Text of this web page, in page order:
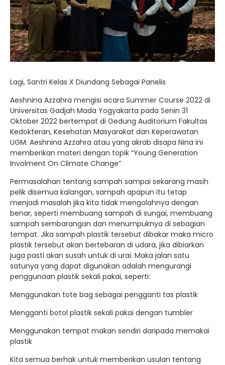
Lagi, Santri Kelas X Diundang Sebagai Panelis
Aeshnina Azzahra mengisi acara Summer Course 2022 di
Universitas Gadjah Mada Yogyakarta pada Senin 31
Oktober 2022 bertempat di Gedung Auditorium Fakultas
Kedokteran, Kesehatan Masyarakat dan Keperawatan
UGM. Aeshnina Azzahra atau yang akrab disapa Nina ini
memberikan materi dengan topik “Young Generation
Involment On Climate Change”
Permasalahan tentang sampah sampai sekarang masih
pelik disemua kalangan, sampah apapun itu tetap
menjadi masalah jika kita tidak mengolahnya dengan
benar, seperti membuang sampah di sungai, membuang
sampah sembarangan dan menumpuknya di sebagian
tempat. Jika sampah plastik tersebut dibakar maka micro
plastik tersebut akan bertebaran di udara, jika dibiarkan
juga pasti akan susah untuk di urai. Maka jalan satu
satunya yang dapat digunakan adalah mengurangi
penggunaan plastik sekali pakai, seperti:
Menggunakan tote bag sebagai pengganti tas plastik
Mengganti botol plastik sekali pakai dengan tumbler
Menggunakan tempat makan sendiri daripada memakai
plastik
Kita semua berhak untuk memberikan usulan tentang